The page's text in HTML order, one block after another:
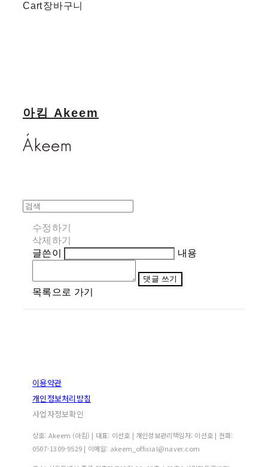
Cart장바구니
아킴 Akeem
수정하기
삭제하기
글쓴이
내용
댓글 쓰기
목록으로 가기
이용약관
개인정보처리방침
사업자정보확인
상호: Akeem (아킴) | 대표: 이선호 | 개인정보관리책임자: 이선호 | 전화:
0507-1309-9529 | 이메일: akeem_official@naver.com